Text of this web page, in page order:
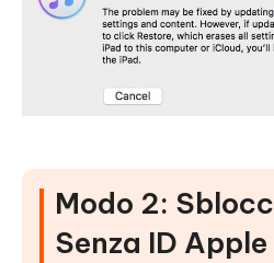
Modo 2:
Senza ID